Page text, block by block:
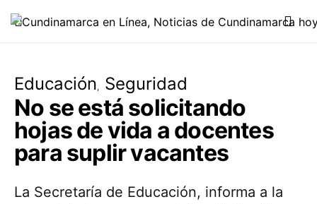
Educación Seguridad
No se está solicitando
hojas de vida a docentes
para suplir vacantes
La Secretaría de Educación, informa a la